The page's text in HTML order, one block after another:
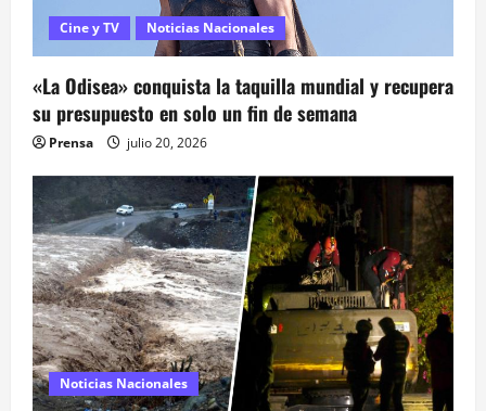
e
n
t
r
a
d
a
s
Cine y TV Noticias Nacionales
«La Odisea» conquista la taquilla mundial y recupera
su presupuesto en solo un fin de semana
Prensa julio 20, 2026
Noticias Nacionales